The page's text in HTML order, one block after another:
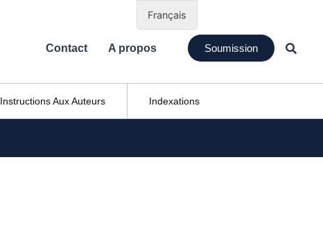
Contact A propos Soumission
Instructions Aux Auteurs Indexations
Français